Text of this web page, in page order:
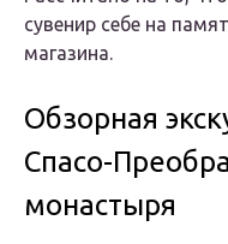
сувенир себе на
магазина.
Обзорная
Спасо-
монастыря